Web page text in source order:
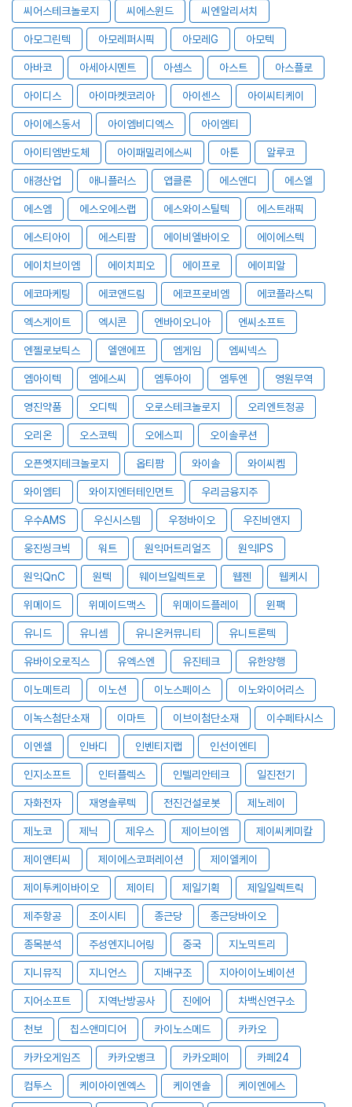
씨어스테크놀로지 씨에스윈드 씨엔알리서치
아모그린텍 아모레퍼시픽 아모레G 아모텍
아바코 아세아시멘트 아셈스 아스트 아스플로
아이디스 아이마켓코리아 아이센스 아이씨티케이
아이에스동서 아이엠비디엑스 아이엠티
아이티엠반도체 아이패밀리에스씨 아톤 알루코
애경산업 애니플러스 앱클론 에스앤디 에스엘
에스엠 에스오에스랩 에스와이스틸텍 에스트래픽
에스티아이 에스티팜 에이비엘바이오 에이에스텍
에이치브이엠 에이치피오 에이프로 에이피알
에코마케팅 에코앤드림 에코프로비엠 에코플라스틱
엑스게이트 엑시콘 엔바이오니아 엔씨소프트
엔젤로보틱스 엘앤에프 엠게임 엠씨넥스
엠아이텍 엠에스씨 엠투아이 엠투엔 영원무역
영진약품 오디텍 오로스테크놀로지 오리엔트정공
오리온 오스코텍 오에스피 오이솔루션
오픈엣지테크놀로지 옵티팜 와이솔 와이씨켐
와이엠티 와이지엔터테인먼트 우리금융지주
우수AMS 우신시스템 우정바이오 우진비앤지
웅진씽크빅 워트 원익머트리얼즈 원익IPS
원익QnC 원텍 웨이브일렉트로 웹젠 웹케시
위메이드 위메이드맥스 위메이드플레이 윈팩
유니드 유니셈 유니온커뮤니티 유니트론텍
유바이오로직스 유엑스엔 유진테크 유한양행
이노메트리 이노션 이노스페이스 이노와이어리스
이녹스첨단소재 이마트 이브이첨단소재 이수페타시스
이엔셀 인바디 인벤티지랩 인선이엔티
인지소프트 인터플렉스 인텔리안테크 일진전기
자화전자 재영솔루텍 전진건설로봇 제노레이
제노코 제닉 제우스 제이브이엠 제이씨케미칼
제이앤티씨 제이에스코퍼레이션 제이엘케이
제이투케이바이오 제이티 제일기획 제일일렉트릭
제주항공 조이시티 종근당 종근당바이오
종목분석 주성엔지니어링 중국 지노믹트리
지니뮤직 지니언스 지배구조 지아이이노베이션
지어소프트 지역난방공사 진에어 차백신연구소
천보 칩스앤미디어 카이노스메드 카카오
카카오게임즈 카카오뱅크 카카오페이 카페24
컴투스 케이아이엔엑스 케이엔솔 케이엔에스